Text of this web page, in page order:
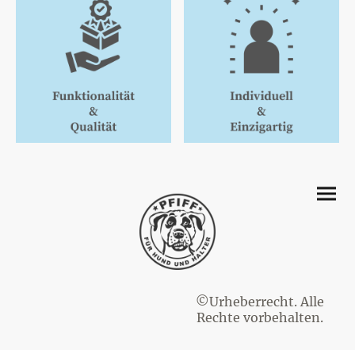
©Urheberrecht. Alle
Rechte vorbehalten.